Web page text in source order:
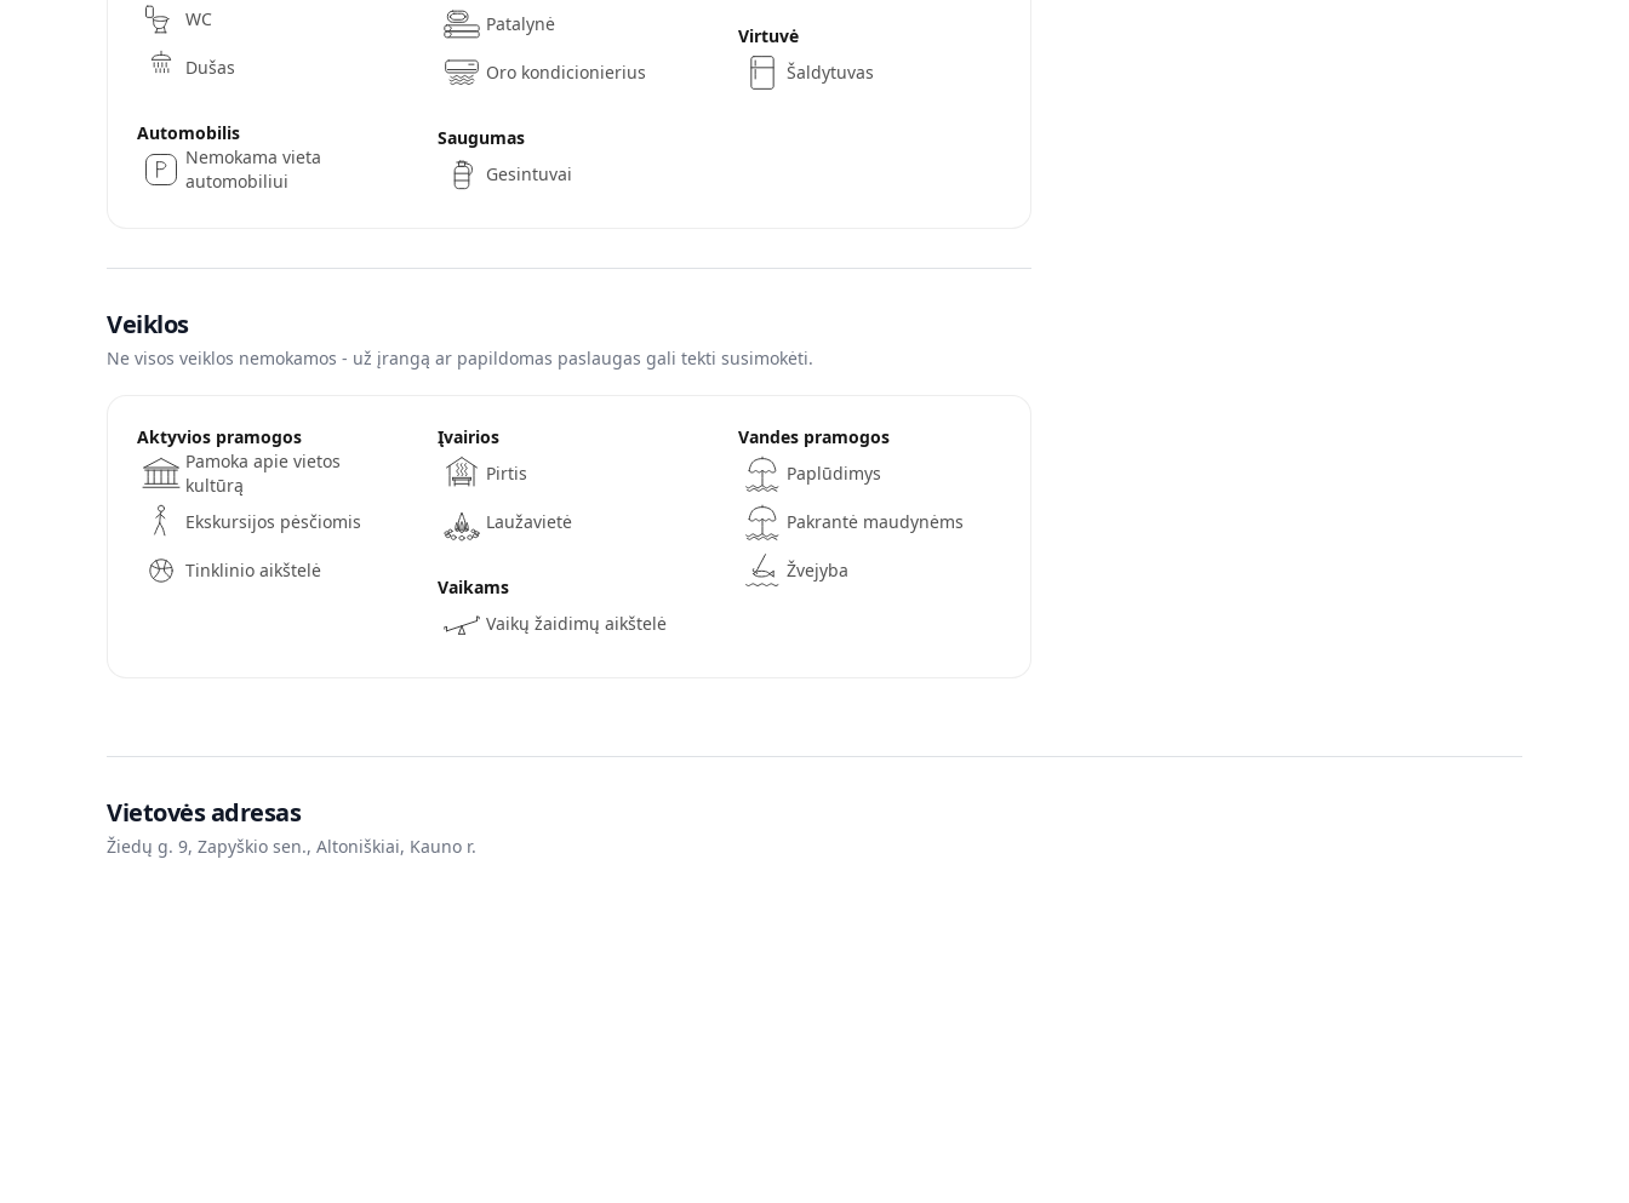
WC
Dušas
Automobilis
Nemokama vieta
automobiliui
Patalynė
Oro kondicionierius
Saugumas
Gesintuvai
Virtuvė
Šaldytuvas
Veiklos
Ne visos veiklos nemokamos - už įrangą ar papildomas paslaugas gali tekti susimokėti.
Aktyvios pramogos
Pamoka apie vietos
kultūrą
Ekskursijos pėsčiomis
Tinklinio aikštelė
Įvairios
Pirtis
Laužavietė
Vaikams
Vaikų žaidimų aikštelė
Vandes pramogos
Paplūdimys
Pakrantė maudynėms
Žvejyba
Vietovės adresas
Žiedų g. 9, Zapyškio sen., Altoniškiai, Kauno r.